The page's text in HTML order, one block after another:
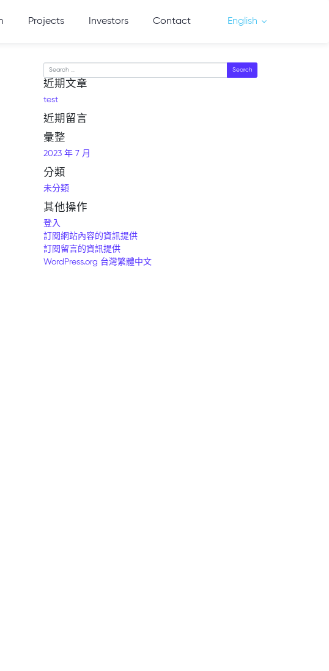
Projects Investors Contact English
Search
近期文章
test
近期留言
彙整
2023 年 7 月
分類
未分類
其他操作
登入
訂閱網站內容的資訊提供
訂閱留言的資訊提供
WordPress.org 台灣繁體中文